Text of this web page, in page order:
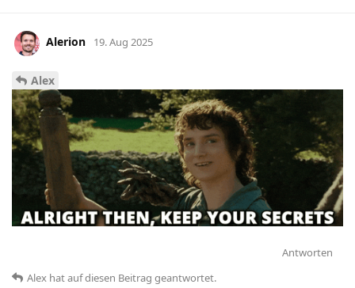
Alerion 19. Aug 2025
Alex
Antworten
Alex hatauf diesen Beitrag geantwortet.